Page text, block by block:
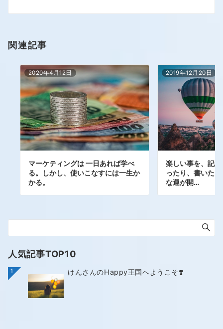
関連記事
2020年4月12日
マーケティングは 一日あれば学べ
る。しかし、使いこなすには一生か
かる。
2019年12月20日
楽しい事を、記
ったり、書いた
な運が開…
人気記事TOP10
1 けんさんのHappy王国へようこそ❣️